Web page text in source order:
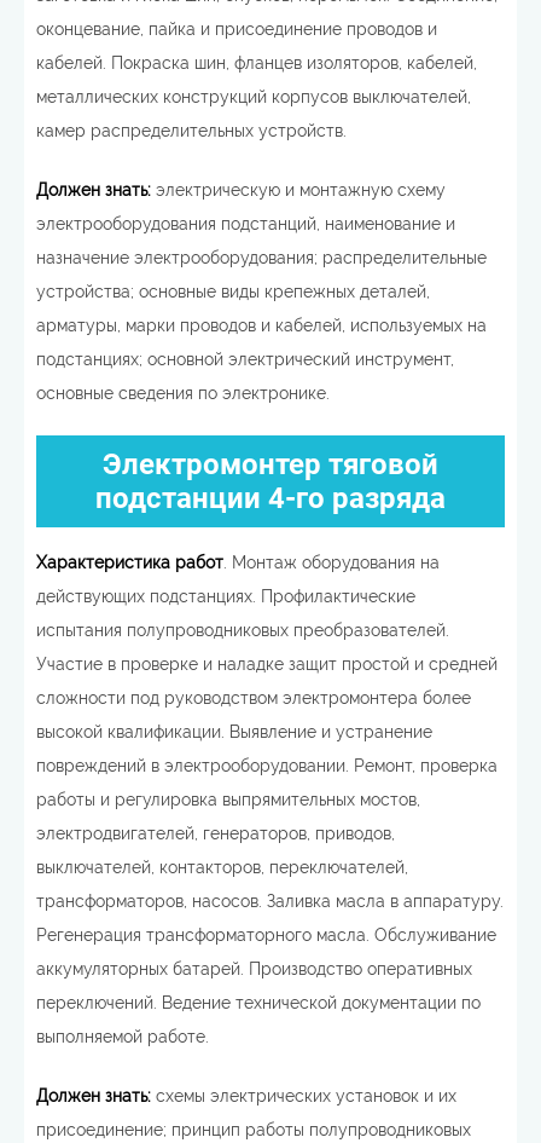
оконцевание, пайка и присоединение проводов и
кабелей. Покраска шин, фланцев изоляторов, кабелей,
металлических конструкций корпусов выключателей,
камер распределительных устройств.
Должен знать: электрическую и монтажную схему
электрооборудования подстанций, наименование и
назначение электрооборудования; распределительные
устройства; основные виды крепежных деталей,
арматуры, марки проводов и кабелей, используемых на
подстанциях; основной электрический инструмент,
основные сведения по электронике.
Электромонтер тяговой
подстанции 4-го разряда
Характеристика работ . Монтаж оборудования на
действующих подстанциях. Профилактические
испытания полупроводниковых преобразователей.
Участие в проверке и наладке защит простой и средней
сложности под руководством электромонтера более
высокой квалификации. Выявление и устранение
повреждений в электрооборудовании. Ремонт, проверка
работы и регулировка выпрямительных мостов,
электродвигателей, генераторов, приводов,
выключателей, контакторов, переключателей,
трансформаторов, насосов. Заливка масла в аппаратуру.
Регенерация трансформаторного масла. Обслуживание
аккумуляторных батарей. Производство оперативных
переключений. Ведение технической документации по
выполняемой работе.
Должен знать: схемы электрических установок и их
присоединение; принцип работы полупроводниковых